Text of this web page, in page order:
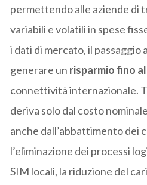
permettendo alle aziende di
variabili e volatili in spese
i dati di mercato, il passaggio
generare un risparmio fino
connettività internazionale.
deriva solo dal costo
anche dall’abbattimento dei
l’eliminazione dei processi
SIM locali, la riduzione del